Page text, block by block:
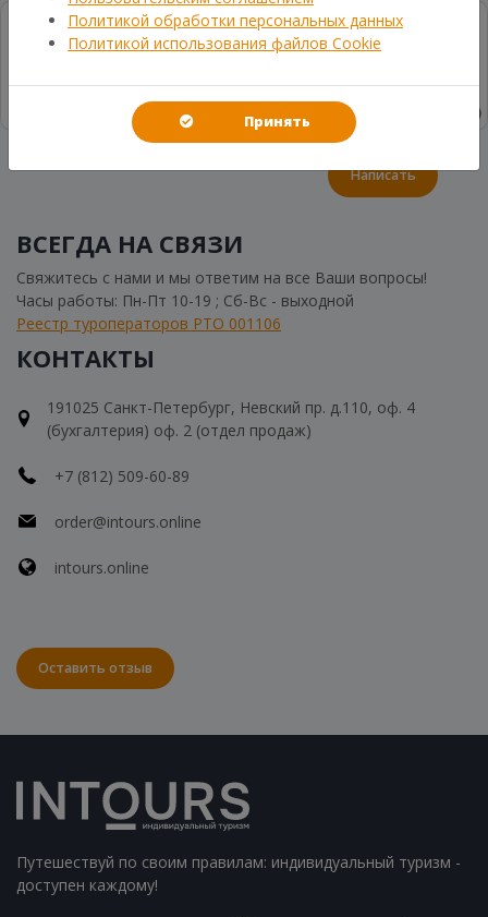
Написать
ВСЕГДА НА СВЯЗИ
Свяжитесь с нами и мы ответим на все Ваши вопросы!
Часы работы: Пн-Пт 10-19 ; Сб-Вс - выходной
Реестр туроператоров РТО 001106
КОНТАКТЫ
191025 Санкт-Петербург, Невский пр. д.110, оф. 4
(бухгалтерия) оф. 2 (отдел продаж)
+7 (812) 509-60-89
order@intours.online
intours.online
Оставить отзыв
Путешествуй по своим правилам: индивидуальный туризм -
доступен каждому!
Политикой обработки персональных данных
Политикой использования файлов Cookie
Принять